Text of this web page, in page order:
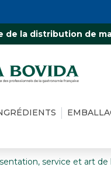
de la distribution de
service et art de